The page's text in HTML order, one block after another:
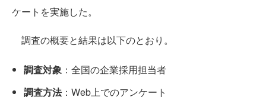
ケートを実施した。
調査の概要と結果は以下のとおり。
調査対象 ：全国の企業採用担当者
調査方法：Web上でのアンケート